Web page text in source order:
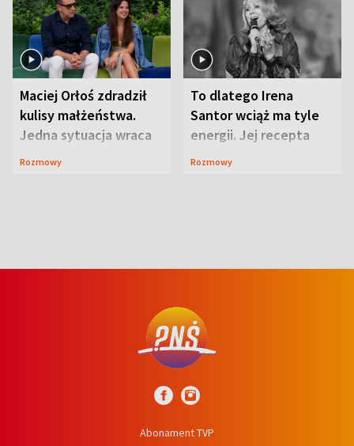
Maciej Orłoś zdradził
kulisy małżeństwa.
Jedna sytuacja wraca
jak bumerang
Rozmowy
To dlatego Irena
Santor wciąż ma tyle
energii. Jej recepta
jest zaskakująco
Rozmowy
Abonament TVP